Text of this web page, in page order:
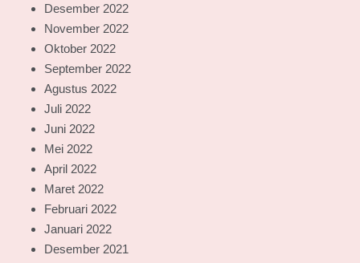
Desember 2022
November 2022
Oktober 2022
September 2022
Agustus 2022
Juli 2022
Juni 2022
Mei 2022
April 2022
Maret 2022
Februari 2022
Januari 2022
Desember 2021